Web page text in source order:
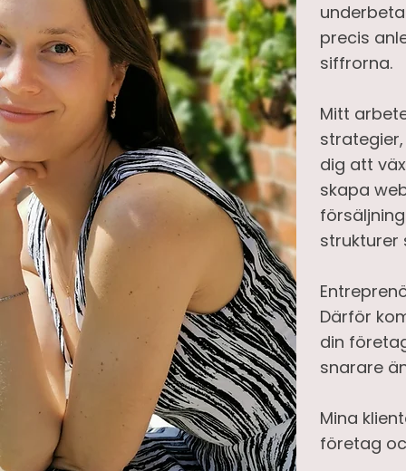
precis
siffrorna.
Mitt
dig att
skapa
strukturer
Därför
din
snarare
Mina
företag